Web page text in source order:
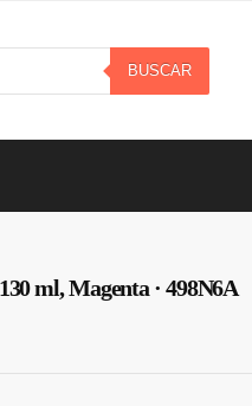
BUSCAR
ml, Magenta · 498N6A